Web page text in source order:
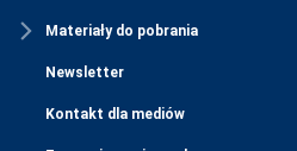
Materiały do pobrania
Newsletter
Kontakt dla mediów